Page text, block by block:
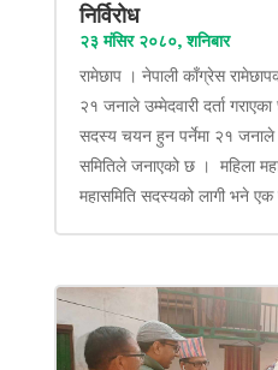
निर्विरोध
२३ मंसिर २०८०, शनिबार
रामेछाप । नेपाली काँग्रेस
२१ जनाले उम्मेदवारी दर्ता
सदस्य चयन हुन पर्नेमा २१ जनाले
समितिले जनाएको छ । महिला
महासमिति सदस्यको लागी भने